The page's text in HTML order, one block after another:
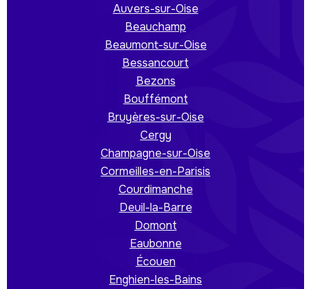
Auvers-sur-Oise
Beauchamp
Beaumont-sur-Oise
Bessancourt
Bezons
Bouffémont
Bruyères-sur-Oise
Cergy
Champagne-sur-Oise
Cormeilles-en-Parisis
Courdimanche
Deuil-la-Barre
Domont
Eaubonne
Écouen
Enghien-les-Bains